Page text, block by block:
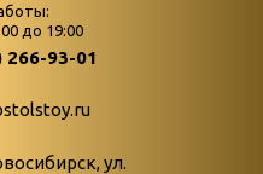
поступлений
Война. Народ.
до 19:00
266-93-01
ул.